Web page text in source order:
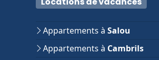
Appartements à Salou
Appartements à Cambrils